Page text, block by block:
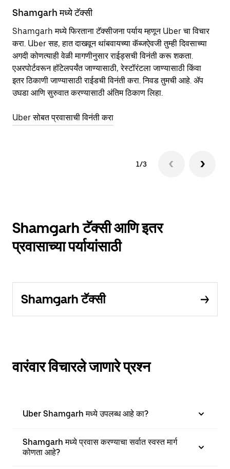
Shamgarh मध्ये टॅक्सी
Shamgarh मध्ये फिरताना टॅक्सीजना पर्याय म्हणून Uber चा विचार
करा. Uber सह, हात दाखवून थांबवायच्या कॅब्जऐवजी तुम्ही दिवसाच्या
अगदी कोणत्याही वेळी मागणीनुसार राईड्सची विनंती करू शकता.
एअरपोर्टवरून हॉटेलपर्यंत जाण्यासाठी, रेस्टॉरंटला जाण्यासाठी किंवा
इतर‍ ठिकाणी जाण्यासाठी राईडची विनंती करा. निवड तुमची आहे. ॲप
उघडा आणि सुरुवात करण्यासाठी अंतिम ठिकाण लिहा.
Uber सोबत प्रवासाची विनंती करा
1/3
Shamgarh टॅक्सी आणि इतर
प्रवासाच्या पर्यायांसाठी
Shamgarh टॅक्सी
वारंवार विचारले जाणारे प्रश्न
Uber Shamgarh मध्ये उपलब्ध आहे का?
Shamgarh मध्ये प्रवास करण्याचा सर्वात स्वस्त मार्ग
कोणता आहे?